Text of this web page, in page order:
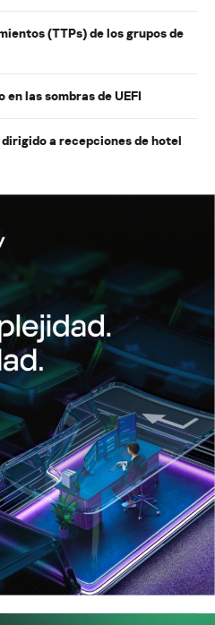
(TTPs) de los grupos de
las sombras de UEFI
a recepciones de hotel